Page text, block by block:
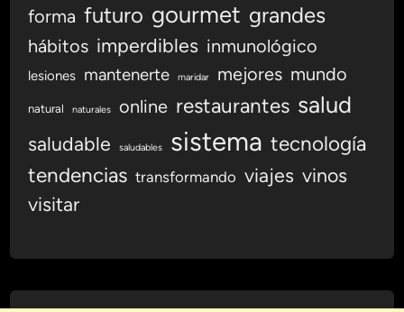
forma futuro gourmet grandes
hábitos imperdibles inmunológico
lesiones mantenerte maridar mejores mundo
natural naturales online restaurantes salud
saludable saludables sistema tecnología
tendencias transformando viajes vinos
visitar